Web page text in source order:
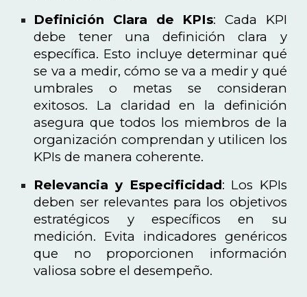
Definición Clara de KPIs: Cada KPI
debe tener una definición clara y
específica. Esto incluye determinar qué
se va a medir, cómo se va a medir y qué
umbrales o metas se consideran
exitosos. La claridad en la definición
asegura que todos los miembros de la
organización comprendan y utilicen los
KPIs de manera coherente.
Relevancia y Especificidad: Los KPIs
deben ser relevantes para los objetivos
estratégicos y específicos en su
medición. Evita indicadores genéricos
que no proporcionen información
valiosa sobre el desempeño.